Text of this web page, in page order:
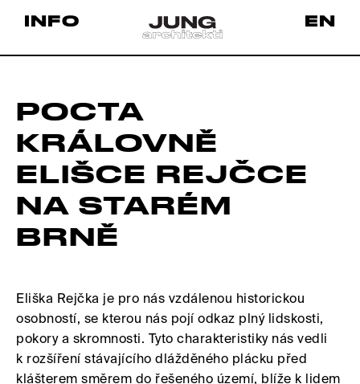
INFO EN
POCTA
KRÁLOVNĚ
ELIŠCE REJČCE
NA STARÉM
BRNĚ
Eliška Rejčka je pro nás vzdálenou historickou
osobností, se kterou nás pojí odkaz plný lidskosti,
pokory a skromnosti. Tyto charakteristiky nás vedli
k rozšíření stávajícího dlážděného plácku před
klášterem směrem do řešeného území, blíže k lidem